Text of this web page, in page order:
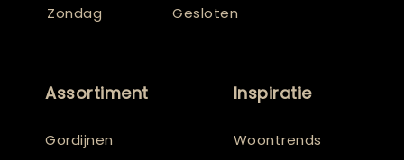
Zondag
Gesloten
Assortiment
Gordijnen
Inspiratie
Woontrends